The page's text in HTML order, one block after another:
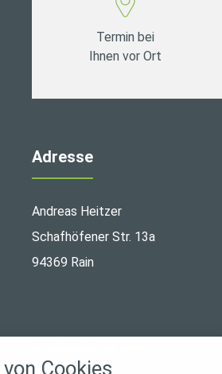
Termin bei
Ihnen vor Ort
Adresse
Andreas Heitzer
Schafhöfener Str. 13a
94369 Rain
Cookies
akzeptieren oder zu blockieren.